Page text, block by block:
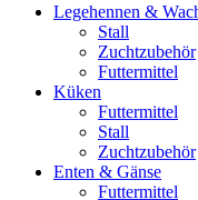
Legehennen &
Stall
Zuchtzubehör
Futtermittel
Küken
Futtermittel
Stall
Zuchtzubehör
Enten & Gänse
Futtermittel